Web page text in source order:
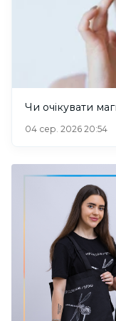
Чи очікувати
04 сер. 2026 20:54